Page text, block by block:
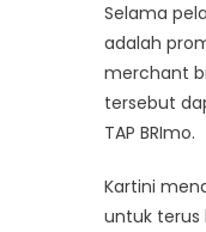
Selama
adalah
merchant
tersebut
TAP BRImo.
Kartini
untuk terus